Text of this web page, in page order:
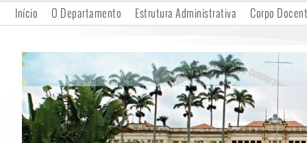
Início O Departamento Estrutura Administrativa Corpo